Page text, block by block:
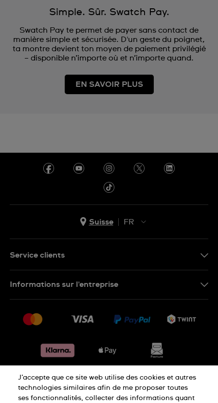
Simple. Sûr. Swatch Pay.
Swatch Pay te permet de payer sans contact de
manière simple et sécurisée. D'un geste du poignet,
ta montre devient ton moyen de paiement privilégié
– disponible n’importe où et n’importe quand.
EN SAVOIR PLUS
Suisse
FR
IT
Service clients
Retours
Conditions de vente
Informations sur l'entreprise
Jobs
Déclaration de confidentialité
J’accepte que ce site web utilise des cookies et autres
technologies similaires afin de me proposer toutes
ses fonctionnalités, collecter des informations quant